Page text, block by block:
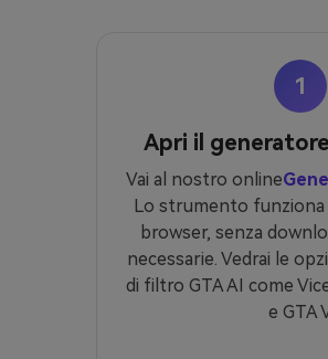
1
Apri il
Vai al nostro online
Lo strumento funziona
browser, senza
necessarie. Vedrai le
di filtro GTA AI come
e GTA